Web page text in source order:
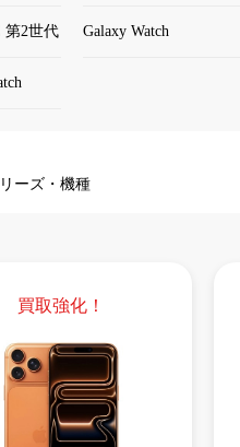
第2世代 Galaxy Watch
ーズ・機種
買取強化！